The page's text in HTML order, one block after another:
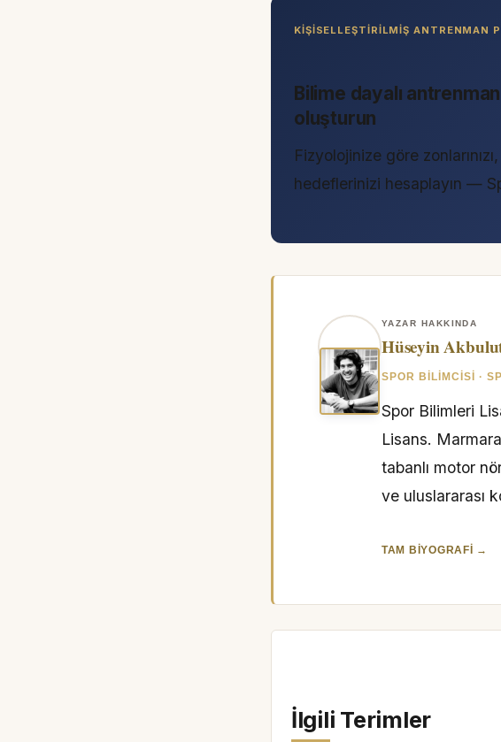
KIŞISELLEŞTIRILMIŞ ANTRENMAN
Bilime dayalı antrenman
oluşturun
Fizyolojinize göre
hedeflerinizi hesaplayın —
YAZAR HAKKINDA
Hüseyin
SPOR BILIMCISI ·
Spor Bilimleri
Lisans.
tabanlı motor
ve uluslararası
TAM BIYOGRAFI →
İlgili Terimler